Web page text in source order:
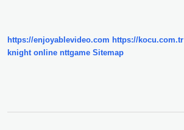
https://enjoyablevideo.com https://kocu.com.tr
knight online nttgame Sitemap